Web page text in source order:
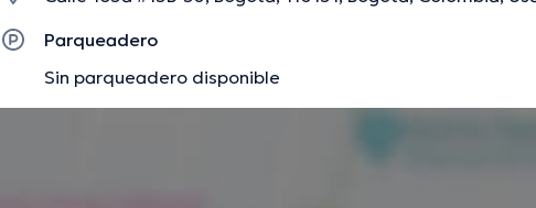
Parqueadero
Sin parqueadero disponible